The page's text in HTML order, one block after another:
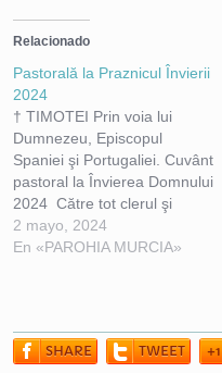
Relacionado
Pastorală la Praznicul Învierii
2024
† TIMOTEI Prin voia lui
Dumnezeu, Episcopul
Spaniei şi Portugaliei. Cuvânt
pastoral la Învierea Domnului
2024 Către tot clerul şi
poporul dreptslăvitor din
Episcopia Spaniei şi
binecuvântări! „Când te afli la
lărgime să nu te…
2 mayo, 2024
En «PAROHIA MURCIA»
SHARE TWEET +1